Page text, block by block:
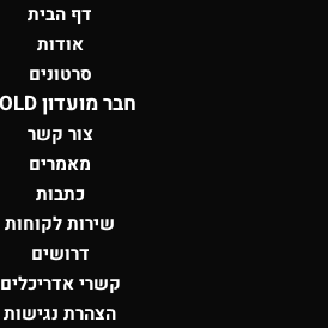
דף הבית
אודות
סרטונים
חבר מועדון GOLD
צור קשר
מאמרים
כתבות
שירות לקוחות
דרושים
קשרי אדריכלים
הצהרת נגישות